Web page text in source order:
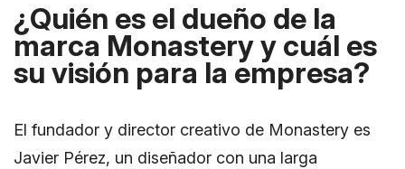
¿Quién es el dueño de la
marca Monastery y cuál es
su visión para la empresa?
El fundador y director creativo de Monastery es
Javier Pérez, un diseñador con una larga